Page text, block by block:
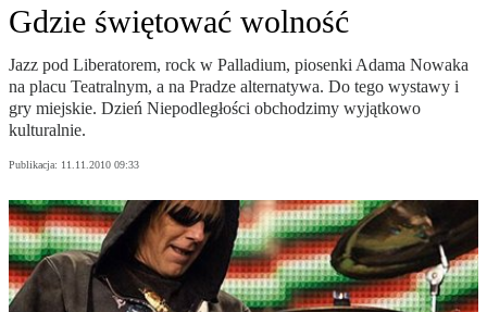
Gdzie świętować wolność
Jazz pod Liberatorem, rock w Palladium, piosenki Adama Nowaka
na placu Teatralnym, a na Pradze alternatywa. Do tego wystawy i
gry miejskie. Dzień Niepodległości obchodzimy wyjątkowo
kulturalnie.
Publikacja: 11.11.2010 09:33